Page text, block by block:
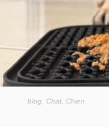
blog Chat Chien